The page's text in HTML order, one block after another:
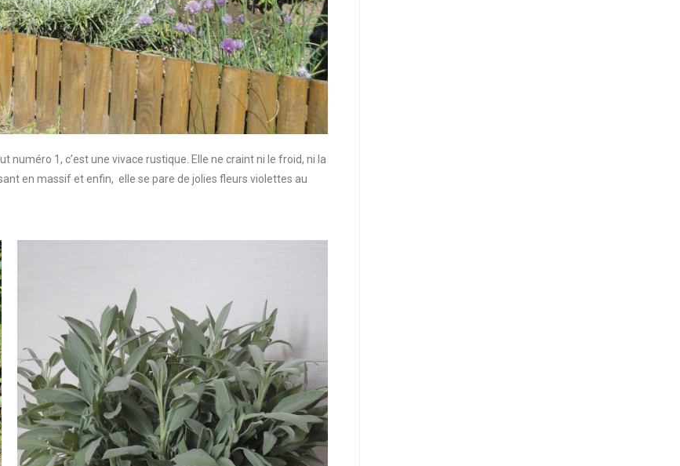
numéro 1, c’est une vivace rustique. Elle ne craint ni le froid, ni la
en massif et enfin, elle se pare de jolies fleurs violettes au